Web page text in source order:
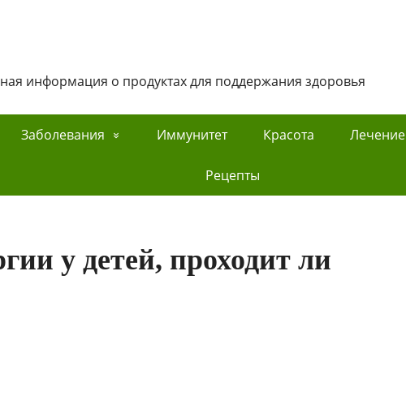
информация о продуктах для поддержания здоровья
Заболевания Иммунитет Красота Лечение
Рецепты
у детей, проходит ли